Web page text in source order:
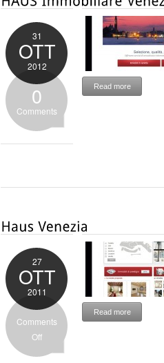
31
OTT
2012
0
Comments
Read more
27
OTT
2011
Comments
Off
Read more